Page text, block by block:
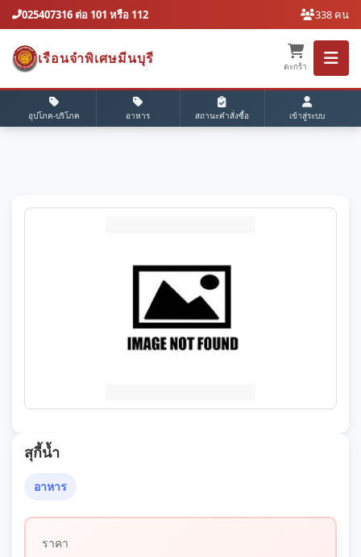
025407316 ต่อ 101 หรือ 112 338 คน
เรือนจำพิเศษมีนบุรี
ตะกร้า
อุปโภค-บริโภค อาหาร สถานะคำสั่งซื้อ เข้าสู่ระบบ
สุกี้น้ำ
อาหาร
ราคา